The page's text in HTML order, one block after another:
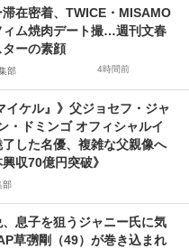
在密着、TWICE・MISAMO
ィム焼肉デート撮…週刊文春
ーの素顔
部 4時間前
イケル』》父ジョセフ・ジャ
・ドミンゴ オフィシャルイ
した名優、複雑な父親像へ
収70億円突破》
部
、息子を狙うジャニー氏に気
草彅剛（49）が巻き込まれ